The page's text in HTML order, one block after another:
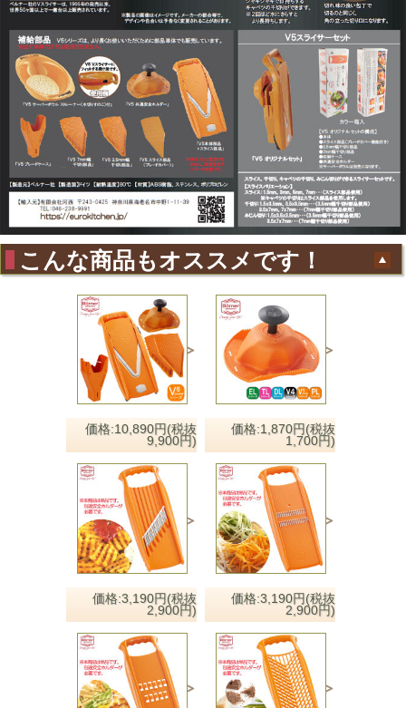
こんな商品もオススメです！
価格:10,890円(税抜
9,900円)
価格:1,870円(税抜
1,700円)
価格:3,190円(税抜
2,900円)
価格:3,190円(税抜
2,900円)